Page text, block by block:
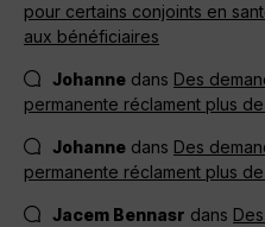
pour certains conjoints en
aux bénéficiaires
Johanne dans Des
permanente réclament plus
Johanne dans Des
permanente réclament plus
Jacem Bennasr dans